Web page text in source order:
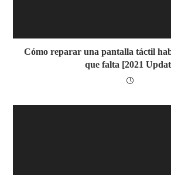
Cómo reparar una pantalla táctil
que falta [2021